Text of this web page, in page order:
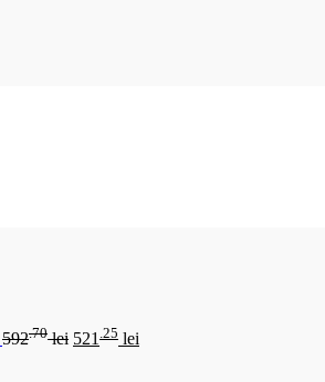
592.70 lei 521 .25 lei